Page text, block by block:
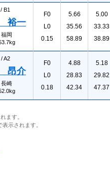
B1
一
岡
F0
L0
0.15
5.66
35.56
58.89
5.00
33.33
38.89
/A2
介
崎
F0
L0
0.18
4.88
28.83
42.34
5.18
29.82
47.37
ます。
示されます。